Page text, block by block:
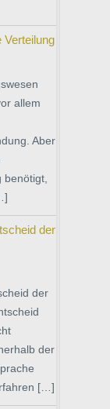
Verteilung
allem
Aber
benötigt,
der
der
der
[…]